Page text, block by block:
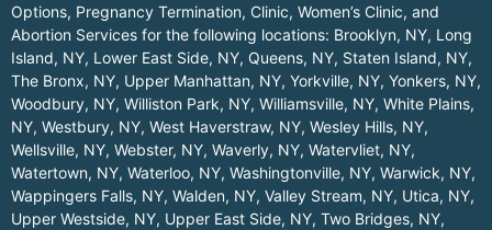
Options, Pregnancy Termination, Clinic, Women’s Clinic, and
Abortion Services for the following locations: Brooklyn, NY, Long
Island, NY, Lower East Side, NY, Queens, NY, Staten Island, NY,
The Bronx, NY, Upper Manhattan, NY, Yorkville, NY, Yonkers, NY,
Woodbury, NY, Williston Park, NY, Williamsville, NY, White Plains,
NY, Westbury, NY, West Haverstraw, NY, Wesley Hills, NY,
Wellsville, NY, Webster, NY, Waverly, NY, Watervliet, NY,
Watertown, NY, Waterloo, NY, Washingtonville, NY, Warwick, NY,
Wappingers Falls, NY, Walden, NY, Valley Stream, NY, Utica, NY,
Upper Westside, NY, Upper East Side, NY, Two Bridges, NY,